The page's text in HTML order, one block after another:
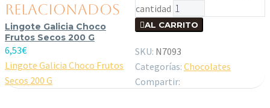
cantidad
AL CARRITO
SKU: N7093
Categorías: Chocolates
Compartir:
RELACIONADOS
Lingote Galicia Choco
Frutos Secos 200 G
6,53€
Lingote Galicia Choco Frutos
Secos 200 G